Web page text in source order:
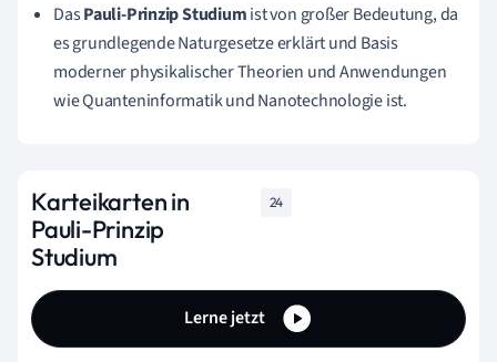
DasPauli-Prinzip Studiumist von großer Bedeutung, da
es grundlegende Naturgesetze erklärt und Basis
moderner physikalischer Theorien und Anwendungen
wie Quanteninformatik und Nanotechnologie ist.
Karteikarten in
Pauli-Prinzip
Studium
24
Lerne jetzt